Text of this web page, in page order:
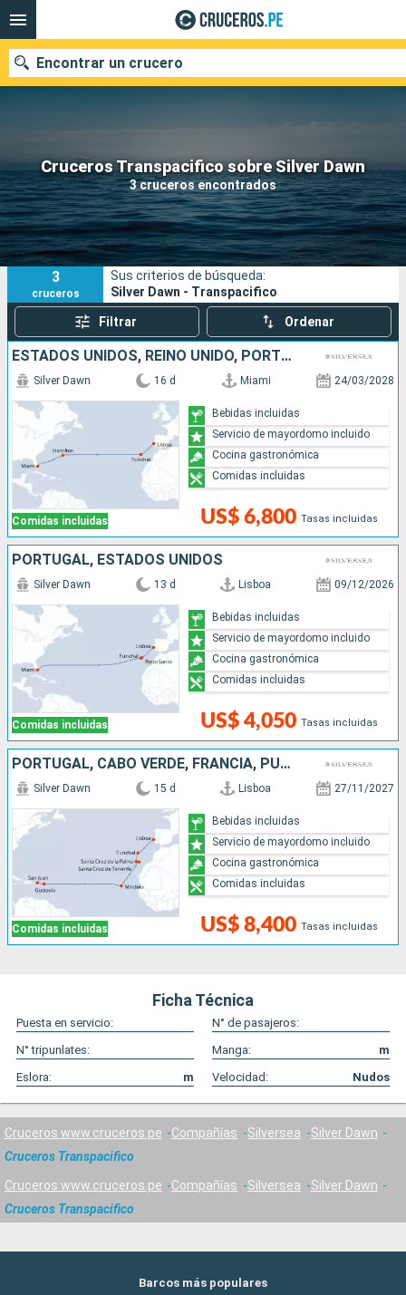
Cruceros Transpacifico sobre Silver Dawn
3 cruceros encontrados
Encontrar un crucero
Nuestros destinos
Fecha de salida
Puertos Compañías
Buscar
3
cruceros
Sus criterios de búsqueda:
Silver Dawn - Transpacifico
Filtrar Ordenar
ESTADOS UNIDOS, REINO UNIDO, PORTUGAL
Comidas incluidas
Silver Dawn 16 d Miami 24/03/2028
US$ 6,800 Tasas incluidas
Bebidas incluidas
Servicio de mayordomo incluido
Cocina gastronómica
Comidas incluidas
PORTUGAL, ESTADOS UNIDOS
Comidas incluidas
Silver Dawn 13 d Lisboa 09/12/2026
US$ 4,050 Tasas incluidas
Bebidas incluidas
Servicio de mayordomo incluido
Cocina gastronómica
Comidas incluidas
PORTUGAL, CABO VERDE, FRANCIA, PUERTO RICO
Comidas incluidas
Silver Dawn 15 d Lisboa 27/11/2027
US$ 8,400 Tasas incluidas
Bebidas incluidas
Servicio de mayordomo incluido
Cocina gastronómica
Comidas incluidas
Ficha Técnica
Puesta en servicio:
N° de pasajeros:
N° tripunlates:
Manga:
m
Eslora:
m Velocidad: Nudos
Cruceros www.cruceros.pe Compañías Silversea
Silver Dawn
Cruceros Transpacifico
Cruceros www.cruceros.pe Compañías Silversea
Silver Dawn
Cruceros Transpacifico
Barcos más populares